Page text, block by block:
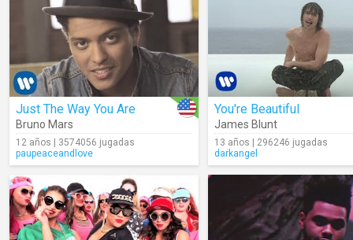
Just The Way You Are
Bruno Mars
12 años | 3574056 jugadas
paupeaceandlove
You're Beautiful
James Blunt
13 años | 296246 jugadas
darkangel